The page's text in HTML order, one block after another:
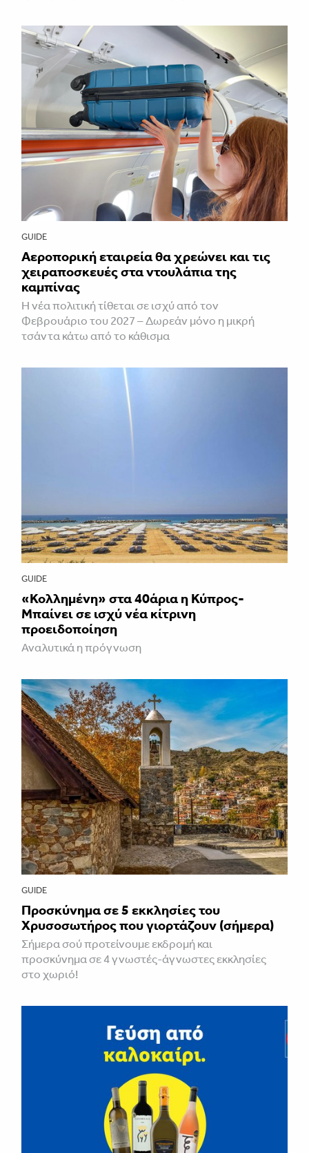
GUIDE
Αεροπορική εταιρεία θα χρεώνει και τις
χειραποσκευές στα ντουλάπια της
καμπίνας
Η νέα πολιτική τίθεται σε ισχύ από τον
Φεβρουάριο του 2027 – Δωρεάν μόνο η μικρή
τσάντα κάτω από το κάθισμα
GUIDE
«Κολλημένη» στα 40άρια η Κύπρος-
Μπαίνει σε ισχύ νέα κίτρινη
προειδοποίηση
Αναλυτικά η πρόγνωση
GUIDE
Προσκύνημα σε 5 εκκλησίες του
Χρυσοσωτήρος που γιορτάζουν (σήμερα)
Σήμερα σού προτείνουμε εκδρομή και
προσκύνημα σε 4 γνωστές-άγνωστες εκκλησίες
στο χωριό!